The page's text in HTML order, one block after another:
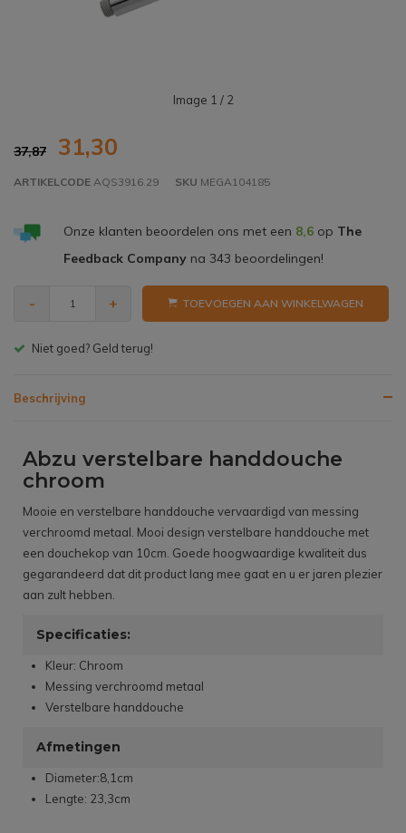
Image 1 / 2
37,87 31,30
ARTIKELCODE AQS3916.29 SKU MEGA104185
Onze klanten beoordelen ons met een 8,6op The
Feedback Companyna 343 beoordelingen!
- + TOEVOEGEN AAN WINKELWAGEN
Gratis bezorgen v.a. € 150,- (NL)
Beschrijving
Abzu verstelbare handdouche
chroom
Mooie en verstelbare handdouche vervaardigd van messing
verchroomd metaal. Mooi design verstelbare handdouche met
een douchekop van 10cm. Goede hoogwaardige kwaliteit dus
gegarandeerd dat dit product lang mee gaat en u er jaren plezier
aan zult hebben.
Specificaties:
Kleur: Chroom
Messing verchroomd metaal
Verstelbare handdouche
Afmetingen
Diameter:8,1cm
Lengte: 23,3cm